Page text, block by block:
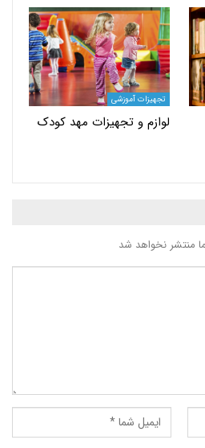
آموزشی
و تجهیزات مهد کودک
شد